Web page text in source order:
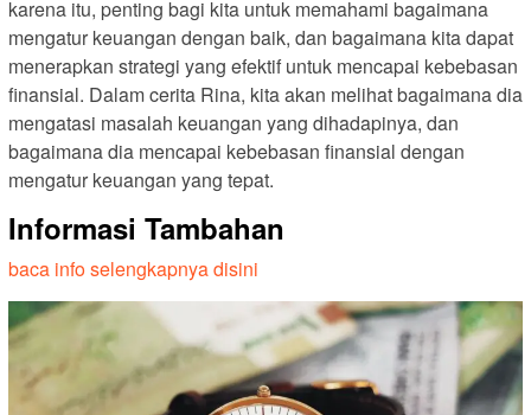
karena itu, penting bagi kita untuk memahami bagaimana
mengatur keuangan dengan baik, dan bagaimana kita dapat
menerapkan strategi yang efektif untuk mencapai kebebasan
finansial. Dalam cerita Rina, kita akan melihat bagaimana dia
mengatasi masalah keuangan yang dihadapinya, dan
bagaimana dia mencapai kebebasan finansial dengan
mengatur keuangan yang tepat.
Informasi Tambahan
baca info selengkapnya disini